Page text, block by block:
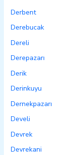
Derbent
Derebucak
Dereli
Derepazarı
Derik
Derinkuyu
Dernekpazarı
Develi
Devrek
Devrekani